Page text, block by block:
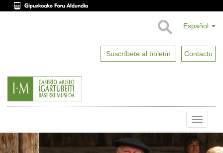
Español
Suscríbete al boletín Contacto
Toggle